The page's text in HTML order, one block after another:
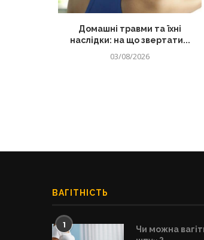
Домашні травми та їхні
наслідки: на що звертати...
03/08/2026
ВАГІТНІСТЬ
1
Чи можна